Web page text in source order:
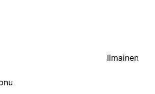
Ilmainen